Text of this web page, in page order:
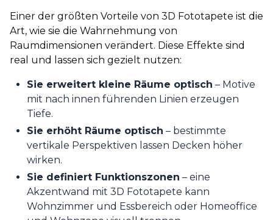
Einer der größten Vorteile von 3D Fototapete ist die
Art, wie sie die Wahrnehmung von
Raumdimensionen verändert. Diese Effekte sind
real und lassen sich gezielt nutzen:
Sie erweitert kleine Räume optisch – Motive
mit nach innen führenden Linien erzeugen
Tiefe.
Sie erhöht Räume optisch – bestimmte
vertikale Perspektiven lassen Decken höher
wirken.
Sie definiert Funktionszonen – eine
Akzentwand mit 3D Fototapete kann
Wohnzimmer und Essbereich oder Homeoffice